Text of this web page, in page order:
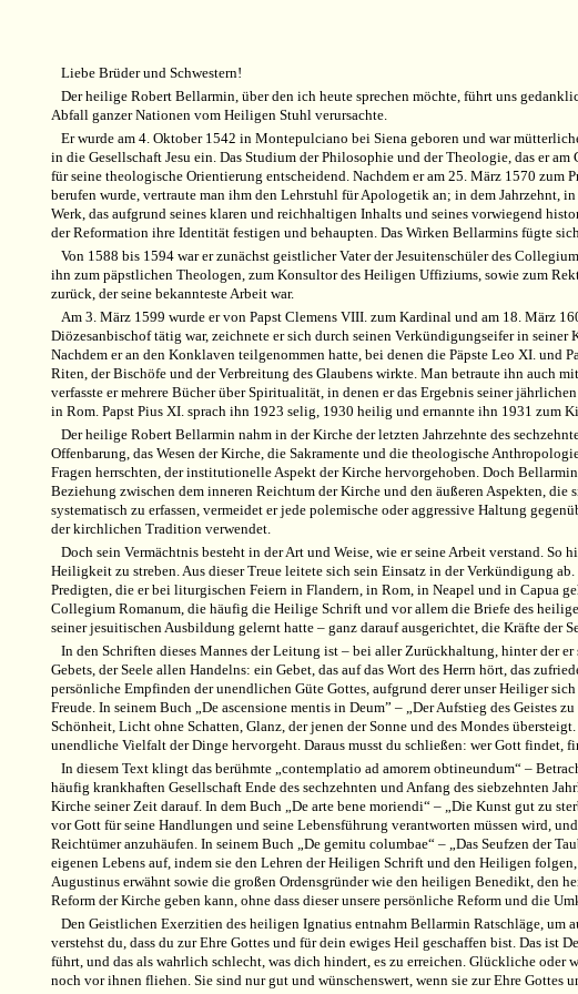
Liebe Brüder und Schwestern!
Der heilige Robert Bellarmin, über den ich heute sprechen möchte, führt uns
Abfall ganzer Nationen vom Heiligen Stuhl verursachte.
Er wurde am 4. Oktober 1542 in Montepulciano bei Siena geboren und war
in die Gesellschaft Jesu ein. Das Studium der Philosophie und der Theologie, das er
für seine theologische Orientierung entscheidend. Nachdem er am 25. März 1570 zum
berufen wurde, vertraute man ihm den Lehrstuhl für Apologetik an; in dem Jahrzehnt,
Werk, das aufgrund seines klaren und reichhaltigen Inhalts und seines vorwiegend
der Reformation ihre Identität festigen und behaupten. Das Wirken Bellarmins fügte
Von 1588 bis 1594 war er zunächst geistlicher Vater der Jesuitenschüler des
ihn zum päpstlichen Theologen, zum Konsultor des Heiligen Uffiziums, sowie zum
zurück, der seine bekannteste Arbeit war.
Am 3. März 1599 wurde er von Papst Clemens VIII. zum Kardinal und am 18. März
Diözesanbischof tätig war, zeichnete er sich durch seinen Verkündigungseifer in
Nachdem er an den Konklaven teilgenommen hatte, bei denen die Päpste Leo XI.
Riten, der Bischöfe und der Verbreitung des Glaubens wirkte. Man betraute ihn auch
verfasste er mehrere Bücher über Spiritualität, in denen er das Ergebnis seiner
in Rom. Papst Pius XI. sprach ihn 1923 selig, 1930 heilig und ernannte ihn 1931 zum
Der heilige Robert Bellarmin nahm in der Kirche der letzten Jahrzehnte des
Offenbarung, das Wesen der Kirche, die Sakramente und die theologische
Fragen herrschten, der institutionelle Aspekt der Kirche hervorgehoben. Doch
Beziehung zwischen dem inneren Reichtum der Kirche und den äußeren Aspekten,
systematisch zu erfassen, vermeidet er jede polemische oder aggressive Haltung
der kirchlichen Tradition verwendet.
Doch sein Vermächtnis besteht in der Art und Weise, wie er seine Arbeit verstand.
Heiligkeit zu streben. Aus dieser Treue leitete sich sein Einsatz in der Verkündigung
Predigten, die er bei liturgischen Feiern in Flandern, in Rom, in Neapel und in Capua
Collegium Romanum, die häufig die Heilige Schrift und vor allem die Briefe des
seiner jesuitischen Ausbildung gelernt hatte – ganz darauf ausgerichtet, die Kräfte der
In den Schriften dieses Mannes der Leitung ist – bei aller Zurückhaltung, hinter der
Gebets, der Seele allen Handelns: ein Gebet, das auf das Wort des Herrn hört, das
persönliche Empfinden der unendlichen Güte Gottes, aufgrund derer unser Heiliger
Freude. In seinem Buch „De ascensione mentis in Deum” – „Der Aufstieg des Geistes
Schönheit, Licht ohne Schatten, Glanz, der jenen der Sonne und des Mondes
unendliche Vielfalt der Dinge hervorgeht. Daraus musst du schließen: wer Gott findet,
In diesem Text klingt das berühmte „contemplatio ad amorem obtineundum“ –
häufig krankhaften Gesellschaft Ende des sechzehnten und Anfang des siebzehnten
Kirche seiner Zeit darauf. In dem Buch „De arte bene moriendi“ – „Die Kunst gut zu
vor Gott für seine Handlungen und seine Lebensführung verantworten müssen wird,
Reichtümer anzuhäufen. In seinem Buch „De gemitu columbae“ – „Das Seufzen der
eigenen Lebens auf, indem sie den Lehren der Heiligen Schrift und den Heiligen
Augustinus erwähnt sowie die großen Ordensgründer wie den heiligen Benedikt, den
Reform der Kirche geben kann, ohne dass dieser unsere persönliche Reform und die
Den Geistlichen Exerzitien des heiligen Ignatius entnahm Bellarmin Ratschläge, um
verstehst du, dass du zur Ehre Gottes und für dein ewiges Heil geschaffen bist. Das ist
führt, und das als wahrlich schlecht, was dich hindert, es zu erreichen. Glückliche
noch vor ihnen fliehen. Sie sind nur gut und wünschenswert, wenn sie zur Ehre Gottes